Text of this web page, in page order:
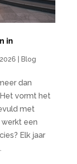
in
| Blog
dan
vormt het
met
een
Elk jaar